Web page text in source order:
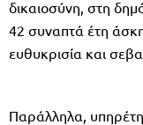
δικαιοσύνη, στη
42 συναπτά έτη
ευθυκρισία και
Παράλληλα,